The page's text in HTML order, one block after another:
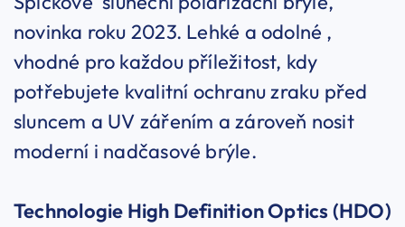
novinka roku 2023. Lehké a odolné ,
vhodné pro každou příležitost, kdy
potřebujete kvalitní ochranu zraku před
sluncem a UV zářením a zároveň nosit
moderní i nadčasové brýle.
Technologie High Definition Optics (HDO)